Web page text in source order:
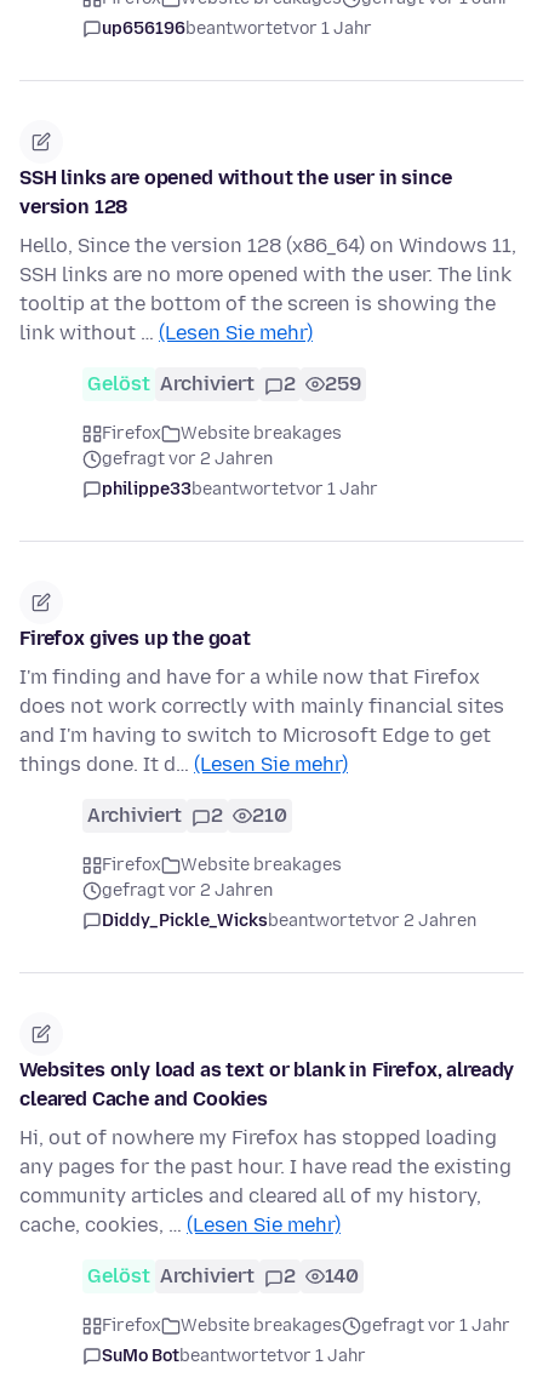
up656196beantwortetvor 1 Jahr
SSH links are opened without the user in since
version 128
Hello, Since the version 128 (x86_64) on Windows 11,
SSH links are no more opened with the user. The link
tooltip at the bottom of the screen is showing the
link without … (Lesen Sie mehr)
Gelöst Archiviert 2 259
Firefox
Website breakages
gefragt vor 2 Jahren
philippe33beantwortetvor 1 Jahr
Firefox gives up the goat
I'm finding and have for a while now that Firefox
does not work correctly with mainly financial sites
and I'm having to switch to Microsoft Edge to get
things done. It d… (Lesen Sie mehr)
Archiviert 2 210
Firefox
Website breakages
gefragt vor 2 Jahren
Diddy_Pickle_Wicksbeantwortetvor 2 Jahren
Websites only load as text or blank in Firefox, already
cleared Cache and Cookies
Hi, out of nowhere my Firefox has stopped loading
any pages for the past hour. I have read the existing
community articles and cleared all of my history,
cache, cookies, … (Lesen Sie mehr)
Gelöst Archiviert 2 140
Firefox Website breakages
gefragt vor 1 Jahr
SuMo Botbeantwortetvor 1 Jahr